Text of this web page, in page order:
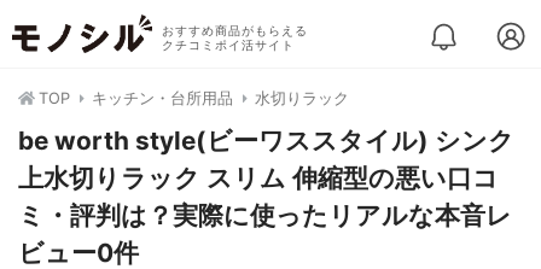
おすすめ商品がもらえる
クチコミポイ活サイト
TOP キッチン・台所用品 水切りラック
be worth style(ビーワススタイル) シンク
上水切りラック スリム 伸縮型の悪い口コ
ミ・評判は？実際に使ったリアルな本音レ
ビュー0件